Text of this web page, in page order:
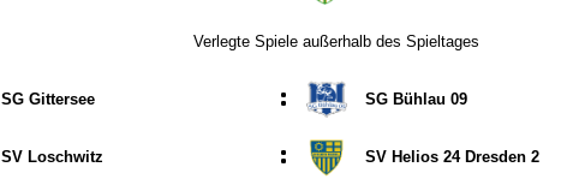
Verlegte Spiele außerhalb des Spieltages
SG Gittersee : SG Bühlau 09
SV Loschwitz : SV Helios 24 Dresden 2